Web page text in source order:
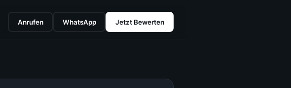
Anrufen WhatsApp Jetzt Bewerten